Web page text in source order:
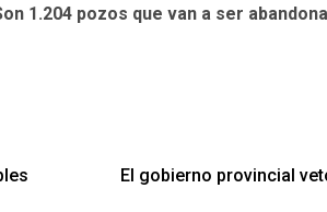
1.204 pozos que van a ser
El gobierno provincial